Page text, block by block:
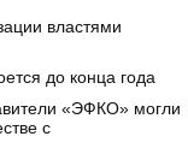
властями
до конца года
«ЭФКО» могли
с